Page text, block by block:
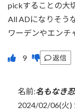
pickすることの大
All ADになりそう
ワーデンやエンチ
返信
名前:名もなき
2024/02/06(火)